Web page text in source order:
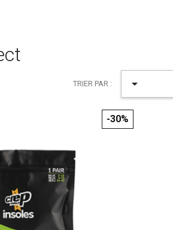
TRIER PAR : 
-30%